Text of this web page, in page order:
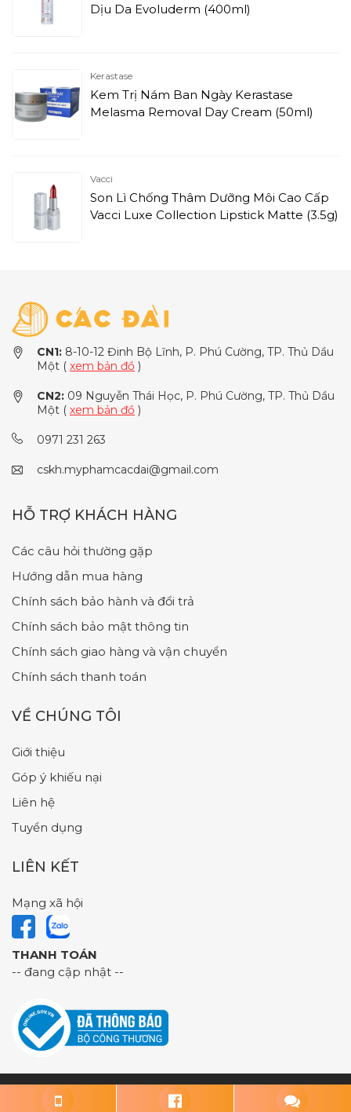
Dịu Da Evoluderm (400ml)
Kerastase
Kem Trị Nám Ban Ngày Kerastase
Melasma Removal Day Cream (50ml)
Vacci
Son Lì Chống Thâm Dưỡng Môi Cao Cấp
Vacci Luxe Collection Lipstick Matte (3.5g)
CN1: 8-10-12 Đinh Bộ Lĩnh, P. Phú Cường, TP. Thủ Dầu
Một ( xem bản đồ )
CN2: 09 Nguyễn Thái Học, P. Phú Cường, TP. Thủ Dầu
Một ( xem bản đồ )
0971 231 263
cskh.myphamcacdai@gmail.com
HỖ TRỢ KHÁCH HÀNG
Các câu hỏi thường gặp
Hướng dẫn mua hàng
Chính sách bảo hành và đổi trả
Chính sách bảo mật thông tin
Chính sách giao hàng và vận chuyển
Chính sách thanh toán
VỀ CHÚNG TÔI
Giới thiệu
Góp ý khiếu nại
Liên hệ
Tuyển dụng
LIÊN KẾT
Mạng xã hội
THANH TOÁN
-- đang cập nhật --
Các Đài – Mỹ phẩm chính hãng số 1 Bình Dương